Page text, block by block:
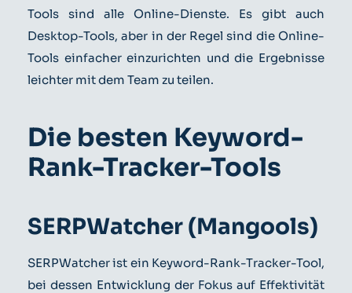
Tools sind alle Online-Dienste. Es gibt auch
Desktop-Tools, aber in der Regel sind die Online-
Tools einfacher einzurichten und die Ergebnisse
leichter mit dem Team zu teilen.
Die besten Keyword-
Rank-Tracker-Tools
SERPWatcher (Mangools)
SERPWatcher ist ein Keyword-Rank-Tracker-Tool,
bei dessen Entwicklung der Fokus auf Effektivität